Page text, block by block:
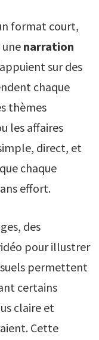
format court,
une narration
sur des
chaque
thèmes
les affaires
direct, et
chaque
effort.
des
pour illustrer
permettent
certains
claire et
Cette